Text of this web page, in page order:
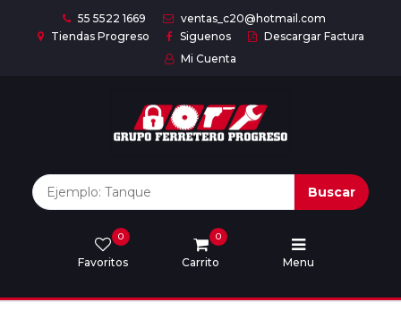
55 5522 1669
ventas_c20@hotmail.com
Tiendas Progreso
Siguenos
Descargar Factura
Mi Cuenta
Buscar
Favoritos
0
Carrito
0
Menu
Marcas
Descargar